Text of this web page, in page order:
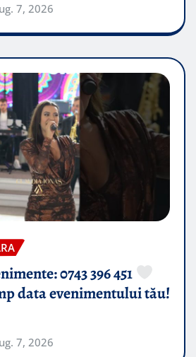
7, 2026
0743 396 451
data evenimentului tău!
7, 2026